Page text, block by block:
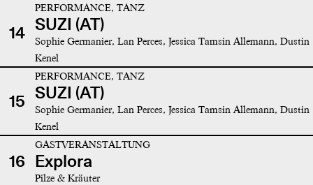
14
PERFORMANCE, TANZ
SUZI (AT)
Sophie Germanier, Lan Perces, Jessica Tamsin Allemann, Dustin
Kenel
15
PERFORMANCE, TANZ
SUZI (AT)
Sophie Germanier, Lan Perces, Jessica Tamsin Allemann, Dustin
Kenel
16
GASTVERANSTALTUNG
Explora
Pilze & Kräuter